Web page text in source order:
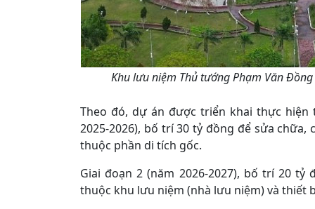
Khu lưu niệm Thủ tướng Phạm Văn
Theo đó, dự án được triển khai thực hiện
2025-2026), bố trí 30 tỷ đồng để sửa
thuộc phần di tích gốc.
Giai đoạn 2 (năm 2026-2027), bố trí 20
thuộc khu lưu niệm (nhà lưu niệm) và thiết